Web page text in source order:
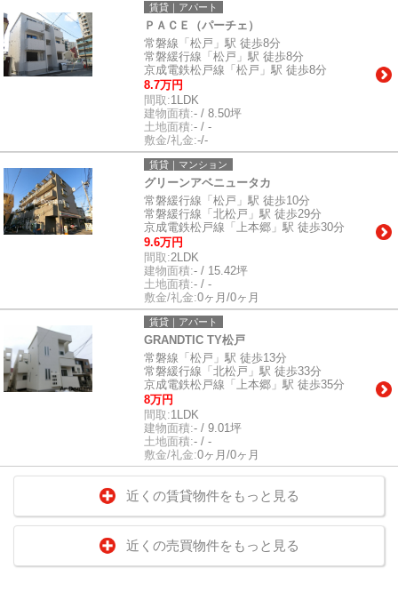
賃貸｜アパート
ＰＡＣＥ（パーチェ）
常磐線「松戸」駅 徒歩8分
常磐緩行線「松戸」駅 徒歩8分
京成電鉄松戸線「松戸」駅 徒歩8分
8.7万円
間取:1LDK
建物面積:- / 8.50坪
土地面積:- / -
敷金/礼金:-/-
賃貸｜マンション
グリーンアベニュータカ
常磐緩行線「松戸」駅 徒歩10分
常磐緩行線「北松戸」駅 徒歩29分
京成電鉄松戸線「上本郷」駅 徒歩30分
9.6万円
間取:2LDK
建物面積:- / 15.42坪
土地面積:- / -
敷金/礼金:0ヶ月/0ヶ月
賃貸｜アパート
GRANDTIC TY松戸
常磐線「松戸」駅 徒歩13分
常磐緩行線「北松戸」駅 徒歩33分
京成電鉄松戸線「上本郷」駅 徒歩35分
8万円
間取:1LDK
建物面積:- / 9.01坪
土地面積:- / -
敷金/礼金:0ヶ月/0ヶ月
近くの賃貸物件をもっと見る
近くの売買物件をもっと見る